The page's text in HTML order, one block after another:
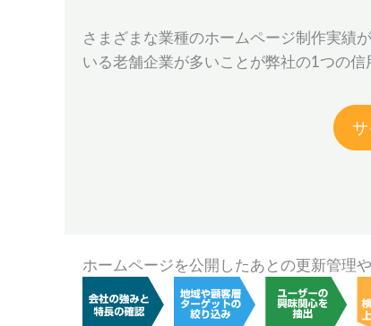
さまざまな業種のホームページ制作実績
いる老舗企業が多いことが弊社の1つの信
ホームページを公開したあとの更新管理